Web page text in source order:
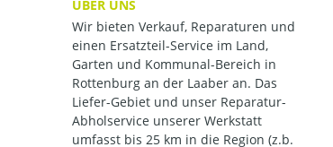
ÜBER UNS
Wir bieten Verkauf, Reparaturen und
einen Ersatzteil-Service im Land,
Garten und Kommunal-Bereich in
Rottenburg an der Laaber an. Das
Liefer-Gebiet und unser Reparatur-
Abholservice unserer Werkstatt
umfasst bis 25 km in die Region (z.b.